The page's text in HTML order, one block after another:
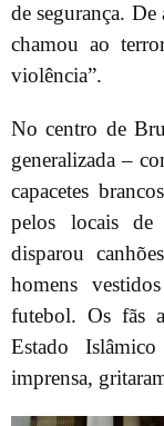
de segurança. De
chamou ao
violência”.
No centro de
generalizada –
capacetes
pelos locais de
disparou
homens
futebol. Os fãs
Estado
imprensa,